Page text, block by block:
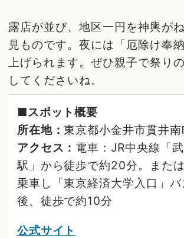
露店が並び、地区一円を神輿が
見ものです。夜には「厄除け奉
上げられます。ぜひ親子で祭り
してくださいね。
■スポット概要
所在地：東京都小金井市貫井
アクセス： 電車：JR中央線「
駅」から徒歩で約20分。また
乗車し「東京経済大学入口」
後、徒歩で約10分
公式サイト